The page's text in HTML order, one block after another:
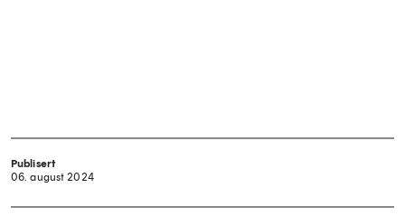
Publisert
06. august 2024